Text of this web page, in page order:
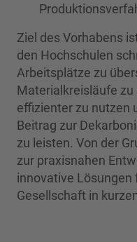
Ziel des Vorhabens
den Hochschulen
Arbeitsplätze zu
Materialkreisläufe zu
effizienter zu nutzen
Beitrag zur
zu leisten. Von der
zur praxisnahen
innovative Lösungen
Gesellschaft in